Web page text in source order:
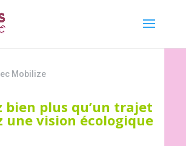
Mobilize
bien plus qu’un trajet
une vision écologique